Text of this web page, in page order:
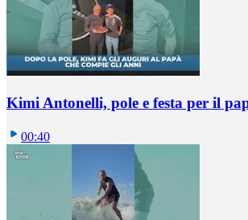
Kimi Antonelli, pole e festa per il
00:40